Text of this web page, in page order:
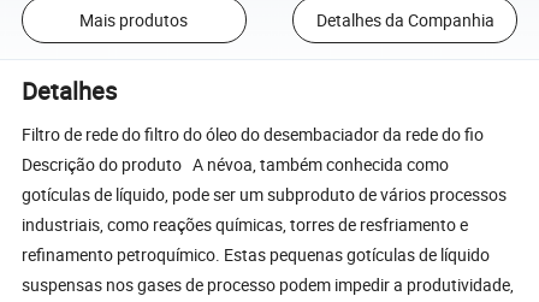
Mais produtos Detalhes da Companhia
Detalhes
Filtro de rede do filtro do óleo do desembaciador da rede do fio
Descrição do produto A névoa, também conhecida como
gotículas de líquido, pode ser um subproduto de vários processos
industriais, como reações químicas, torres de resfriamento e
refinamento petroquímico. Estas pequenas gotículas de líquido
suspensas nos gases de processo podem impedir a produtividade,